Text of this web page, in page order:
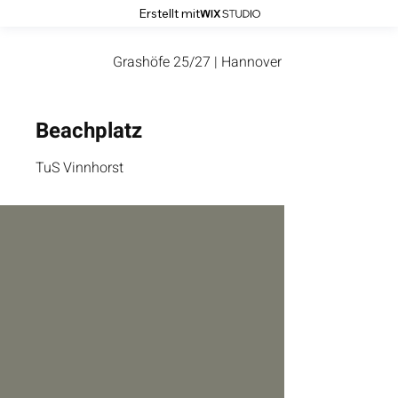
Erstellt mit
TuS Vinnhorst
Beachplatz
Grashöfe 25/27 | Hannover